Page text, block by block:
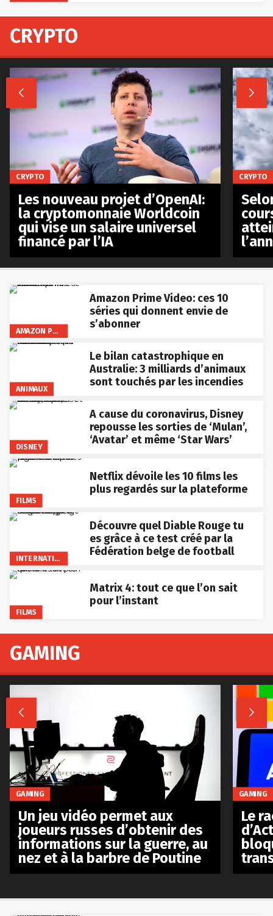
Amazon Prime Video: ces 10
séries qui donnent envie de
s’abonner
ANIMAUX
Le bilan catastrophique en
Australie: 3 milliards d’animaux
sont touchés par les incendies
DISNEY
A cause du coronavirus, Disney
repousse les sorties de ‘Mulan’,
‘Avatar’ et même ‘Star Wars’
FILMS
Netflix dévoile les 10 films les
plus regardés sur la plateforme
Découvre quel Diable Rouge tu
es grâce à ce test créé par la
Fédération belge de football
FILMS
Matrix 4: tout ce que l’on sait
pour l’instant
CRYPTO
 
CRYPTO
Les nouveau projet d’OpenAI:
la cryptomonnaie Worldcoin
qui vise un salaire universel
financé par l’IA
CRYPTO
GAMING
 
GAMING
Un jeu vidéo permet aux
joueurs russes d’obtenir des
informations sur la guerre, au
nez et à la barbre de Poutine
GAMING
Le